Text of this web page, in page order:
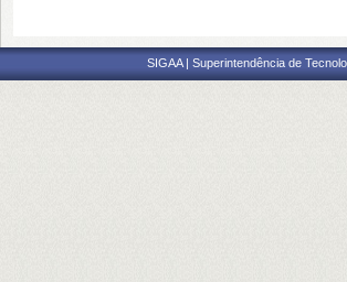
SIGAA | Superintendência de